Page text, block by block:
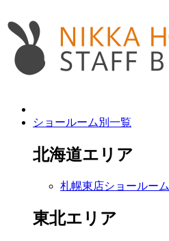
ショールーム別一覧
北海道エリア
札幌東店ショールーム
東北エリア